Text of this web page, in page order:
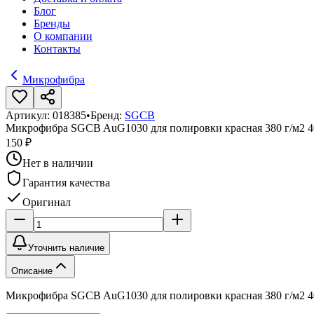
Блог
Бренды
О компании
Контакты
Микрофибра
Артикул: 018385•Бренд: SGCB
Микрофибра SGCB AuG1030 для полировки красная 380 г/м2
150 ₽
Нет в наличии
Гарантия качества
Оригинал
Уточнить наличие
Описание
Микрофибра SGCB AuG1030 для полировки красная 380 г/м2